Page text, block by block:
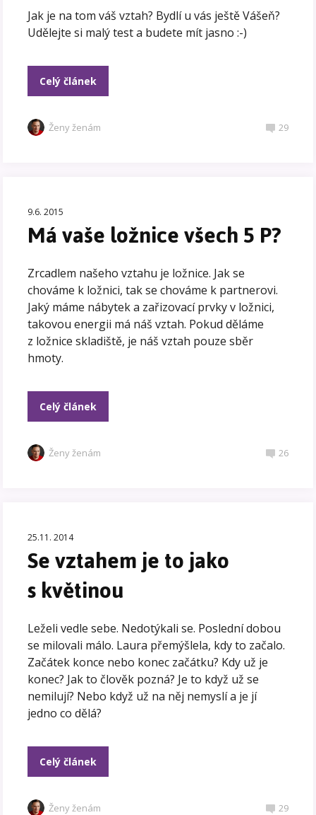
Jak je na tom váš vztah? Bydlí u vás ještě Vášeň?
Udělejte si malý test a budete mít jasno :-)
Celý článek
Ženy ženám 29
9.6. 2015
Má vaše ložnice všech 5 P?
Zrcadlem našeho vztahu je ložnice. Jak se
chováme k ložnici, tak se chováme k partnerovi.
Jaký máme nábytek a zařizovací prvky v ložnici,
takovou energii má náš vztah. Pokud děláme
z ložnice skladiště, je náš vztah pouze sběr
hmoty.
Celý článek
Ženy ženám 26
25.11. 2014
Se vztahem je to jako
s květinou
Leželi vedle sebe. Nedotýkali se. Poslední dobou
se milovali málo. Laura přemýšlela, kdy to začalo.
Začátek konce nebo konec začátku? Kdy už je
konec? Jak to člověk pozná? Je to když už se
nemilují? Nebo když už na něj nemyslí a je jí
jedno co dělá?
Celý článek
Ženy ženám 29